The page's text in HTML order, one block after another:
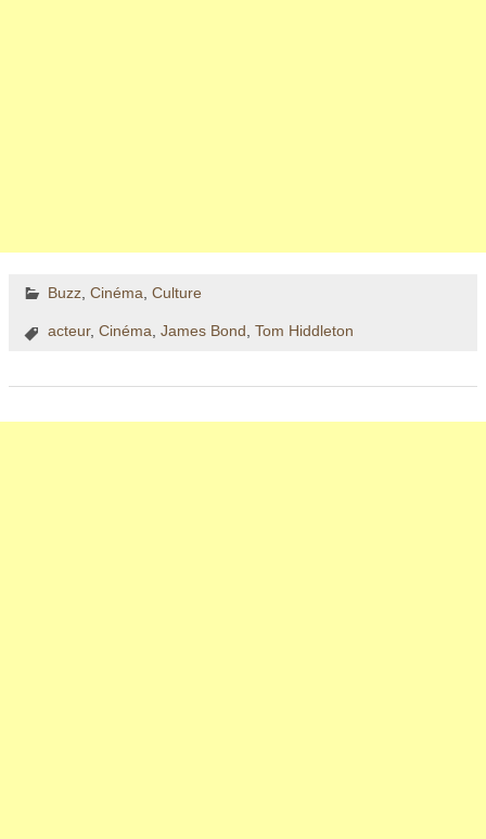
Buzz, Cinéma Culture
acteur, Cinéma, James Bond, Tom Hiddleton